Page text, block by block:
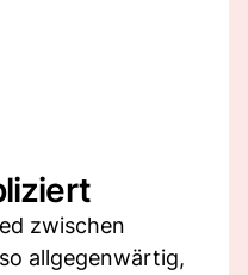
zwischen
allgegenwärtig,